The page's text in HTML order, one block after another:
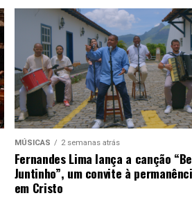
MÚSICAS 2 semanas atrás
Fernandes Lima lança a canção
Juntinho”, um convite à
em Cristo